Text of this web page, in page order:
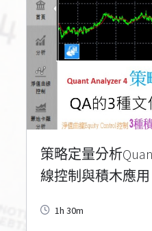
策略定量分析
線控制與積木應用
1h 30m